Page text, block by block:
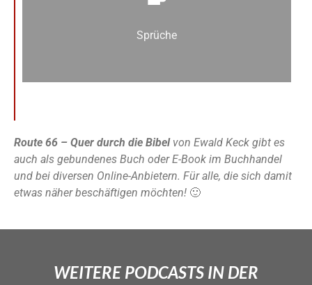
Sprüche
Route 66 – Quer durch die Bibel von Ewald Keck gibt es
auch als gebundenes Buch oder E-Book im Buchhandel
und bei diversen Online-Anbietern. Für alle, die sich damit
etwas näher beschäftigen möchten! 🙂
WEITERE PODCASTS IN DER